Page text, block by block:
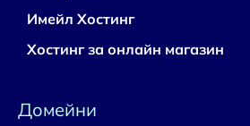
Имейл Хостинг
Хостинг за онлайн магазин
Домейни